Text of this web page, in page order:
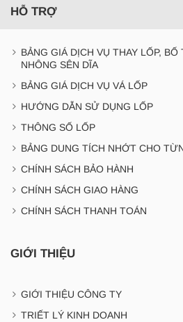
HỖ TRỢ
BẢNG GIÁ DỊCH VỤ THAY LỐP,
NHÔNG SÊN DĨA
BẢNG GIÁ DỊCH VỤ VÁ LỐP
HƯỚNG DẪN SỬ DỤNG LỐP
THÔNG SỐ LỐP
BẢNG DUNG TÍCH NHỚT CHO
CHÍNH SÁCH BẢO HÀNH
CHÍNH SÁCH GIAO HÀNG
CHÍNH SÁCH THANH TOÁN
GIỚI THIỆU
GIỚI THIỆU CÔNG TY
TRIẾT LÝ KINH DOANH